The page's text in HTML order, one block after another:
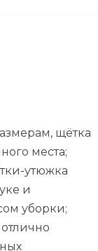
щётка
места;
утюжка
и
уборки;